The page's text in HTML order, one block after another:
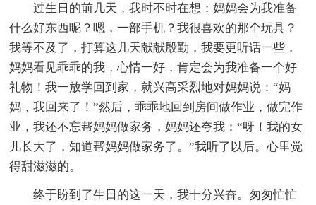
过生日的前几天，我时不时在想：妈妈会为我准备
什么好东西呢？嗯，一部手机？我很喜欢的那个玩具？
我等不及了，打算这几天献献殷勤，我要更听话一些，
妈妈看见乖乖的我，心情一好，肯定会为我准备一个好
礼物！我一放学回到家，就兴高采烈地对妈妈说：“妈
妈，我回来了！”然后，乖乖地回到房间做作业，做完作
业，我还不忘帮妈妈做家务，妈妈还夸我：“呀！我的女
儿长大了，知道帮妈妈做家务了。”我听了以后。心里觉
得甜滋滋的。
终于盼到了生日的这一天，我十分兴奋。匆匆忙忙